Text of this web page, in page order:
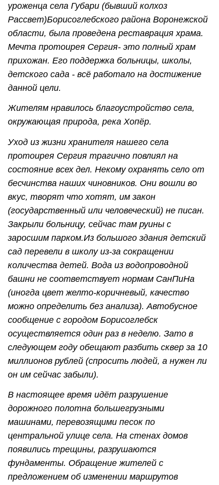
уроженца села Губари (бывший колхоз
Рассвет)Борисоглебского района Воронежской
области, была проведена реставрация храма.
Мечта протоирея Сергия- это полный храм
прихожан. Его поддержка больницы, школы,
детского сада - всё работало на достижение
данной цели.
Жителям нравилось благоустройство села,
окружающая природа, река Хопёр.
Уход из жизни хранителя нашего села
протоирея Сергия трагично повлиял на
состояние всех дел. Некому охранять село от
бесчинства наших чиновников. Они вошли во
вкус, творят что хотят, им закон
(государственный или человеческий) не писан.
Закрыли больницу, сейчас там руины с
заросшим парком.Из большого здания детский
сад перевели в школу из-за сокращении
количества детей. Вода из водопроводной
башни не соответствует нормам СанПиНа
(иногда цвет желто-коричневый, качество
можно определить без анализа). Автобусное
сообщение с городом Борисоглебск
осуществляется один раз в неделю. Зато в
следующем году обещают разбить сквер за 10
миллионов рублей (спросить людей, а нужен ли
он им сейчас забыли).
В настоящее время идёт разрушение
дорожного полотна большегрузными
машинами, перевозящими песок по
центральной улице села. На стенах домов
появились трещины, разрушаются
фундаменты. Обращение жителей с
предложением об изменении маршрутов